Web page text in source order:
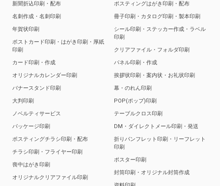
新聞折込印刷・配布
名刺作成・名刺印刷
年賀状印刷
ポストカード印刷・はがき印刷・厚紙
印刷
カード印刷・作成
オリジナルカレンダー印刷
バナースタンド印刷
大判印刷
ノベルティサービス
パッケージ印刷
ポスティングチラシ印刷・配布
チラシ印刷・フライヤー印刷
喪中はがき印刷
オリジナルクリアファイル印刷
ポスティングはがき印刷・配布
冊子印刷・カタログ印刷・製本印刷
シール印刷・ステッカー作成・ラベル
印刷
クリアファイル・フォルダ印刷
パネル印刷・作成
挨拶状印刷・案内状・お礼状印刷
幕・のれん印刷
POP(ポップ)印刷
テーブルクロス印刷
DM・ダイレクトメール印刷・発送
折りパンフレット印刷・リーフレット
印刷
ポスター印刷
封筒印刷・オリジナル封筒作成